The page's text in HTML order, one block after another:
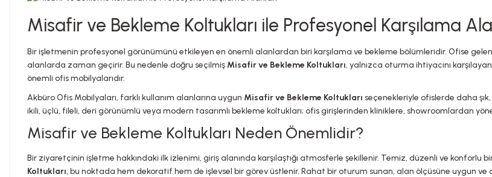
Misafir ve Bekleme Koltukları ile Profesyonel Karşılama
Bir işletmenin profesyonel görünümünü etkileyen en önemli alanlardan biri karşılama ve bekleme bölümleridir. Ofise
alanlarda zaman geçirir. Bu nedenle doğru seçilmiş Misafir ve Bekleme Koltukları, yalnızca oturma ihtiyacını
önemli ofis mobilyalarıdır.
Akbüro Ofis Mobilyaları, farklı kullanım alanlarına uygun Misafir ve Bekleme Koltukları seçenekleriyle ofislerde daha
ikili, üçlü, fileli, deri görünümlü veya modern tasarımlı bekleme koltukları; ofis girişlerinden kliniklere, showroomlardan
Misafir ve Bekleme Koltukları Neden Önemlidir?
Bir ziyaretçinin işletme hakkındaki ilk izlenimi, giriş alanında karşılaştığı atmosferle şekillenir. Temiz, düzenli ve konforlu
Koltukları, bu noktada hem dekoratif hem de işlevsel bir görev üstlenir. Rahat bir oturum sunan, alan ölçüsüne uygun